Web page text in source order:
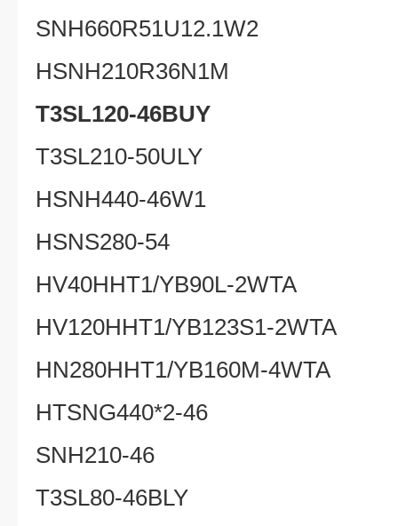
SNH660R51U12.1W2
HSNH210R36N1M
T3SL120-46BUY
T3SL210-50ULY
HSNH440-46W1
HSNS280-54
HV40HHT1/YB90L-2WTA
HV120HHT1/YB123S1-2WTA
HN280HHT1/YB160M-4WTA
HTSNG440*2-46
SNH210-46
T3SL80-46BLY